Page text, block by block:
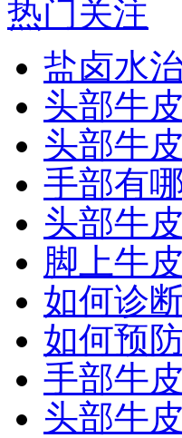
热门关注
盐卤水
头部牛
头部牛
手部有
头部牛
脚上牛
如何诊
如何预
手部牛
头部牛